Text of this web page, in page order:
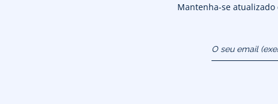
Mantenha-se atualizado